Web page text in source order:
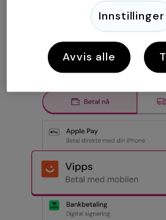
Innstillinger
Avvis alle